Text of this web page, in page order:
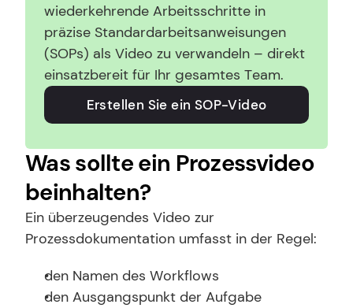
wiederkehrende Arbeitsschritte in
präzise Standardarbeitsanweisungen
(SOPs) als Video zu verwandeln – direkt
einsatzbereit für Ihr gesamtes Team.
Erstellen Sie ein SOP-Video
Was sollte ein Prozessvideo
beinhalten?
Ein überzeugendes Video zur
Prozessdokumentation umfasst in der Regel:
den Namen des Workflows
den Ausgangspunkt der Aufgabe